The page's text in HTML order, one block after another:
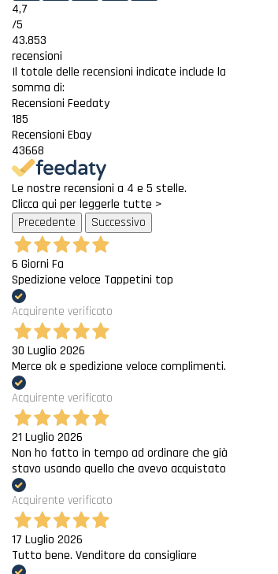
4,7
/5
43.853
recensioni
Il totale delle recensioni indicate include la
somma di:
Recensioni Feedaty
185
Recensioni Ebay
43668
Le nostre recensioni a 4 e 5 stelle.
Clicca qui per leggerle tutte >
Precedente
Successivo
6 Giorni Fa
Spedizione veloce Tappetini top
Acquirente verificato
30 Luglio 2026
Merce ok e spedizione veloce complimenti.
Acquirente verificato
21 Luglio 2026
Non ho fatto in tempo ad ordinare che già
stavo usando quello che avevo acquistato
Acquirente verificato
17 Luglio 2026
Tutto bene. Venditore da consigliare